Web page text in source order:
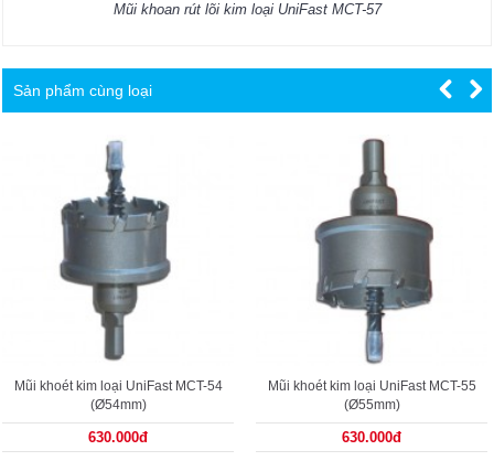
​Mũi khoan rút lõi kim loại UniFast MCT-57
Sản phẩm cùng loại
Mũi khoét kim loại UniFast MCT-54
(Ø54mm)
630.000đ
Mũi khoét kim loại UniFast MCT-55
(Ø55mm)
630.000đ